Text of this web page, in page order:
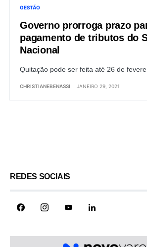
GESTÃO
Governo prorroga prazo
pagamento de tributos do
Nacional
Quitação pode ser feita até 26 de
CHRISTIANEBENASSI JANEIRO 29, 2021
REDES SOCIAIS